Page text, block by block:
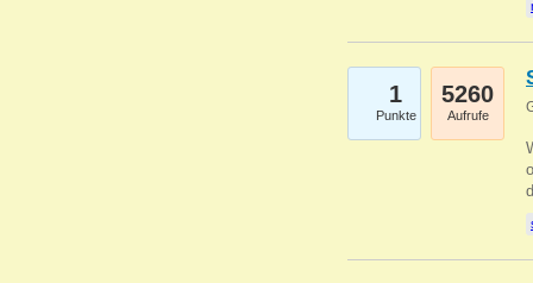
1
Punkte
5260
Aufrufe